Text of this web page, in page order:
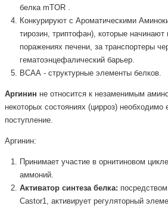
белка mTOR .
Конкурируют с Ароматическими
тирозин, триптофан), которые начинают
поражениях печени, за транспортеры
гематоэнцефалический барьер.
ВСАА - структурные элементы белков.
Аргинин не относится к незаменимым
некоторых состояниях (цирроз) необходимо
поступление.
Аргинин:
Принимает участие в орнитиновом
аммоний.
Активатор синтеза белка:
Castor1, активирует регуляторный